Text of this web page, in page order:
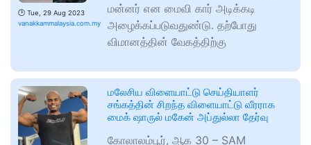
🕑 Tue, 29 Aug 2023
vanakkammalaysia.com.my
மன்னர் என மைவி கார் அடிக்கடி
அழைக்கப்படுவதுண்டு. தற்போது
விமானத்தின் வேகத்திற்கு
மலேசிய விளையாட்டு செய்தியாளர்
சங்கத்தின் சிறந்த விளையாட்டு வீரராக
மைக் ஷாருல் மகேன் அப்துல்லா தேர்வு
கோலாலம்பூர், ஆக 30 – SAM